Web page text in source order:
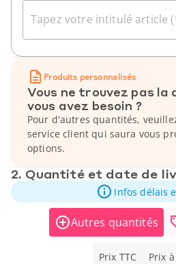
Tapez votre intitulé article
Produits personnalisés
Vous ne trouvez pas
vous avez besoin ?
Pour d'autres quantités,
service client qui saura vous
options.
2. Quantité et date de
Infos délais
Autres quantités
Prix TTC Prix